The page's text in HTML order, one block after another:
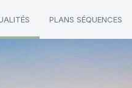
PLANS SÉQUENCES